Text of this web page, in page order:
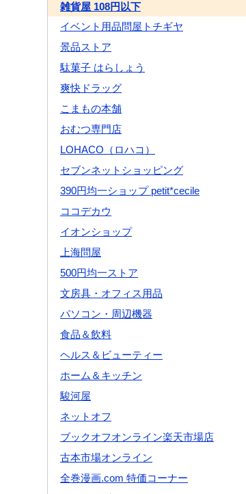
雑貨屋 108円以下
イベント用品問屋トチギヤ
景品ストア
駄菓子 はらしょう
爽快ドラッグ
こまもの本舗
おむつ専門店
LOHACO（ロハコ）
セブンネットショッピング
390円均一ショップ petit*cecile
ココデカウ
イオンショップ
上海問屋
500円均一ストア
文房具・オフィス用品
パソコン・周辺機器
食品＆飲料
ヘルス＆ビューティー
ホーム＆キッチン
駿河屋
ネットオフ
ブックオフオンライン楽天市場店
古本市場オンライン
全巻漫画.com 特価コーナー